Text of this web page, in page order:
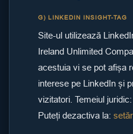
G) LINKEDIN INSIGHT-TAG
Site-ul utilizează
Ireland Unlimited
acestuia vi se pot afișa
interese pe LinkedIn și
vizitatori. Temeiul juridic:
Puteți dezactiva la: